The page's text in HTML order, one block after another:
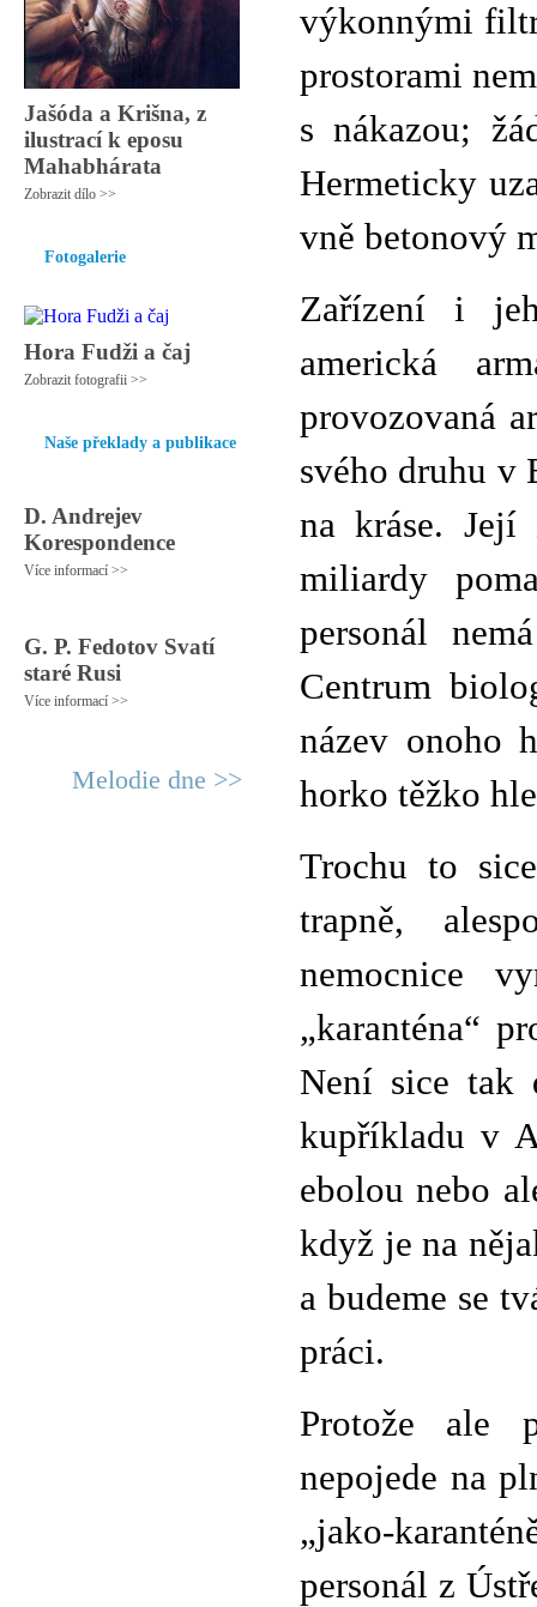
Jašóda a Krišna, z
ilustrací k eposu
Mahabhárata
Zobrazit dílo >>
Fotogalerie
Hora Fudži a čaj
Zobrazit fotografii >>
Naše překlady a publikace
D. Andrejev
Korespondence
Více informací >>
G. P. Fedotov Svatí
staré Rusi
Více informací >>
Melodie dne >>
výkonnými
prostorami
s nákazou;
Hermeticky
vně betonový
Zařízení i
americká
provozovaná
svého druhu v
na kráse. Její
miliardy
personál
Centrum
název onoho
horko těžko
Trochu to
trapně,
nemocnice
„karanténa“
Není sice tak
kupříkladu v
ebolou nebo
když je na
a budeme se
práci.
Protože ale
nepojede na
„jako-
personál z